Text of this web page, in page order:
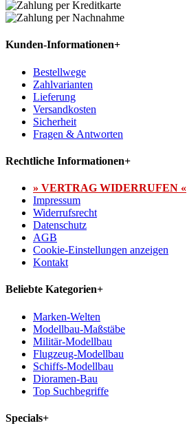
Kunden-Informationen+
Bestellwege
Zahlvarianten
Lieferung
Versandkosten
Sicherheit
Fragen & Antworten
Rechtliche Informationen+
» VERTRAG WIDERRUFEN «
Impressum
Widerrufsrecht
Datenschutz
AGB
Cookie-Einstellungen anzeigen
Kontakt
Beliebte Kategorien+
Marken-Welten
Modellbau-Maßstäbe
Militär-Modellbau
Flugzeug-Modellbau
Schiffs-Modellbau
Dioramen-Bau
Top Suchbegriffe
Specials+